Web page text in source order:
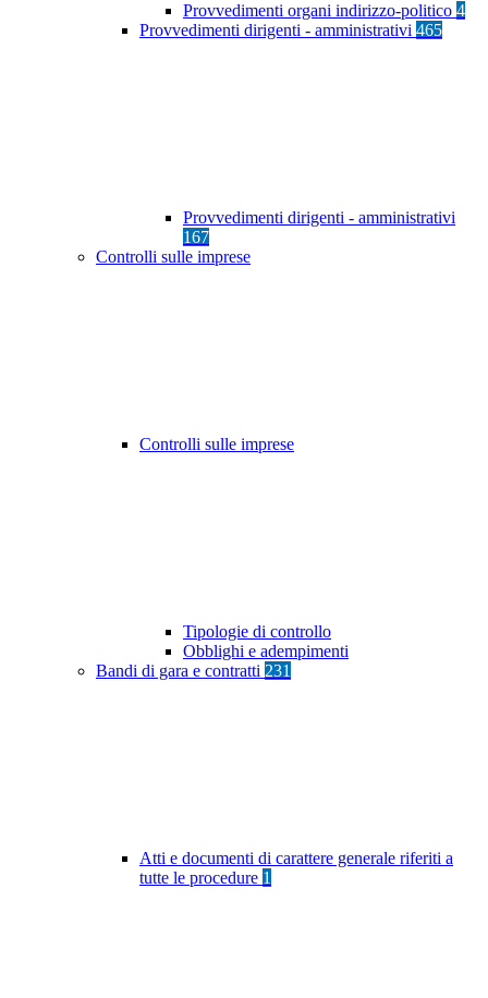
Provvedimenti organi indirizzo-politico 4
Provvedimenti dirigenti - amministrativi 465
Provvedimenti dirigenti - amministrativi
167
Controlli sulle imprese
Controlli sulle imprese
Tipologie di controllo
Obblighi e adempimenti
Bandi di gara e contratti 231
Atti e documenti di carattere generale riferiti a
tutte le procedure 1